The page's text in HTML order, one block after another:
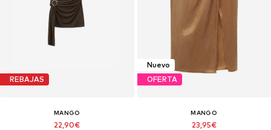
REBAJAS
MANGO
22,90€
Nuevo
OFERTA
MANGO
23,95€